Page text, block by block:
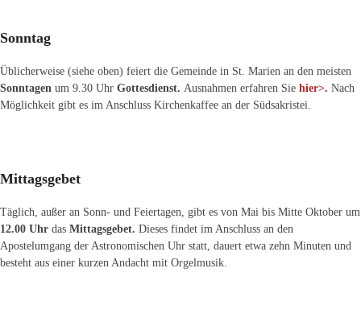
Sonntag
Üblicherweise (siehe oben) feiert die Gemeinde in St. Marien an den meisten
Sonntagen um 9.30 Uhr Gottesdienst. Ausnahmen erfahren Sie hier>. Nach
Möglichkeit gibt es im Anschluss Kirchenkaffee an der Südsakristei.
Mittagsgebet
Täglich, außer an Sonn- und Feiertagen, gibt es von Mai bis Mitte Oktober um
12.00 Uhr das Mittagsgebet. Dieses findet im Anschluss an den
Apostelumgang der Astronomischen Uhr statt, dauert etwa zehn Minuten und
besteht aus einer kurzen Andacht mit Orgelmusik.